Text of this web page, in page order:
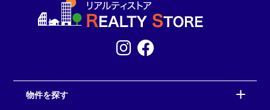
物件を探す